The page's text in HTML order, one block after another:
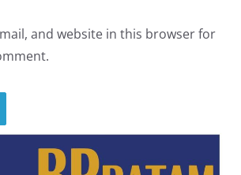
and website in this browser for